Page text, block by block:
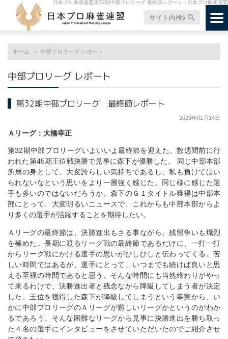
日本プロ麻雀連盟第32期中部プロリーグ 最終節レポート - 日本プロ麻雀連盟
ホーム 中部プロリーグ レポート
中部プロリーグ レポート
第32期中部プロリーグ 最終節レポート
2020年01月14日
Ａリーグ：大橋幸正
第32期中部プロリーグいよいいよ最終節を迎えた。数週間前に行
われた第45期王位戦決勝で見事に森下が優勝した。 同じ中部本部
所属の身として、大変誇らしい気持ちであるし、私も負けてはい
られないなという思いをより一層強く感じた。同じ様に感じた選
手も多いのではないだろうか。森下のＧ１タイトル獲得は中部本
部にとって、大変明るいニュースで、これからも中部本部からよ
り多くの選手が活躍することを期待したい。
Ａリーグの最終節は、決勝進出もさる事ながら、残留争いも熾烈
を極めた。長期に渡るリーグ戦の最終節であるだけに、一打一打
からリーグ戦にかける選手の思いがひしひしと伝わってくる。苦
しい時間ではあるが、選手にとって、いつまでも続けば良いと思
える至福の時間であると思う。そんな時間にも当然終わりがやっ
て来るわけで、決勝進出者と残念ながら降級してしまう者が決定
した。王位を獲得した森下が降級してしまうという事実から、い
かに中部プロリーグのＡリーグが難しいリーグかというのがわか
るであろう。そんな困難なリーグから見事に決勝進出を勝ち取っ
た４名の選手にインタビューをさせていただいたのでご紹介させ